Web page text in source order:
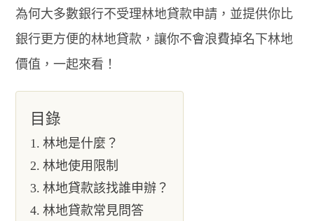
為何大多數銀行不受理林地貸款申請，並提供你比
銀行更方便的林地貸款，讓你不會浪費掉名下林地
價值，一起來看！
目錄
林地是什麼？
林地使用限制
林地貸款該找誰申辦？
林地貸款常見問答